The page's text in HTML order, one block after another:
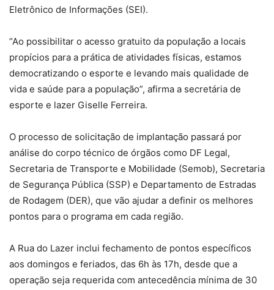
Eletrônico de Informações (SEI).
“Ao possibilitar o acesso gratuito da população a locais
propícios para a prática de atividades físicas, estamos
democratizando o esporte e levando mais qualidade de
vida e saúde para a população”, afirma a secretária de
esporte e lazer Giselle Ferreira.
O processo de solicitação de implantação passará por
análise do corpo técnico de órgãos como DF Legal,
Secretaria de Transporte e Mobilidade (Semob), Secretaria
de Segurança Pública (SSP) e Departamento de Estradas
de Rodagem (DER), que vão ajudar a definir os melhores
pontos para o programa em cada região.
A Rua do Lazer inclui fechamento de pontos específicos
aos domingos e feriados, das 6h às 17h, desde que a
operação seja requerida com antecedência mínima de 30